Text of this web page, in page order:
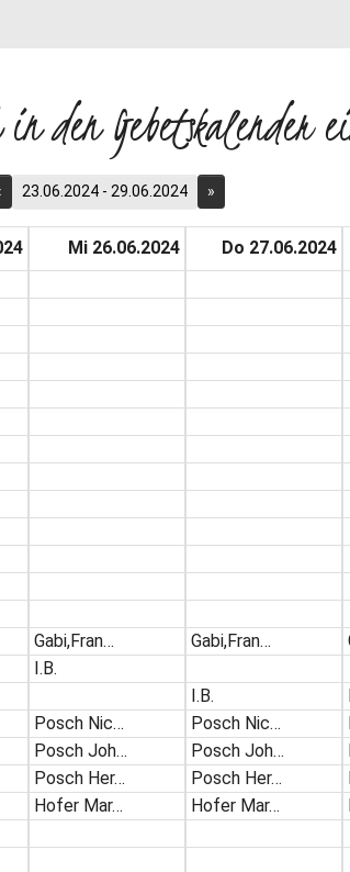
den Gebetskalender
23.06.2024 - 29.06.2024 »
Mi 26.06.2024
Gabi,Fran…
I.B.
Posch Nic…
Posch Joh…
Posch Her…
Hofer Mar…
Do 27.06.2024
Gabi,Fran…
I.B.
Posch Nic…
Posch Joh…
Posch Her…
Hofer Mar…